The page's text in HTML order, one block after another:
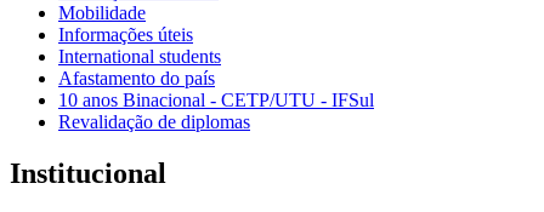
Mobilidade
Informações úteis
International students
Afastamento do país
10 anos Binacional - CETP/UTU - IFSul
Revalidação de diplomas
Institucional